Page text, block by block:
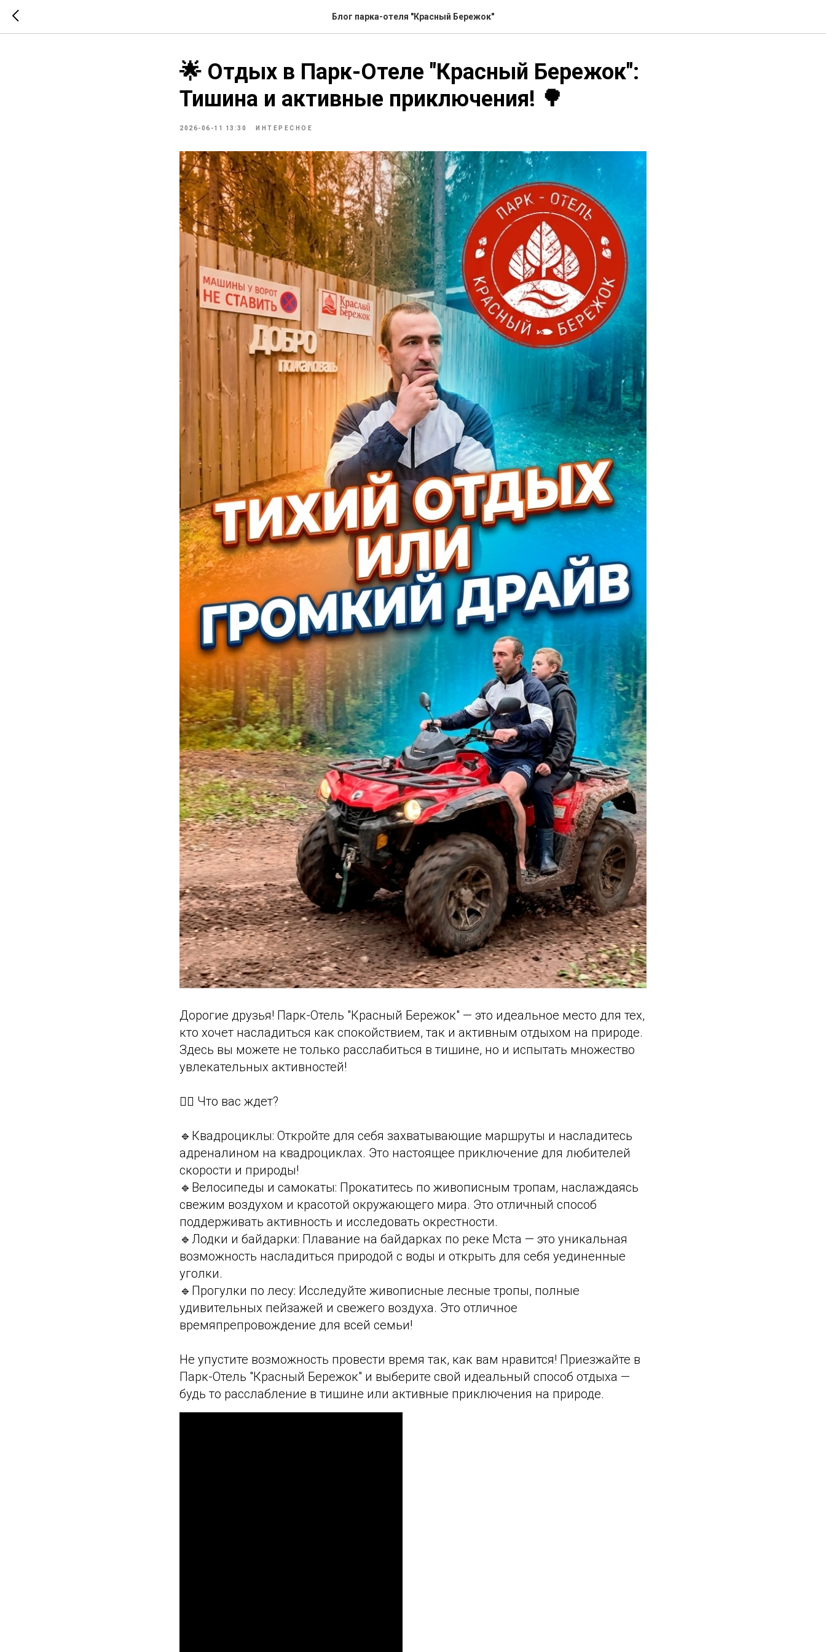
Блог парка-отеля "Красный Бережок"
🌟 Отдых в Парк-Отеле "Красный Бережок":
Тишина и активные приключения! 🌳
2026-06-11 13:30 ИНТЕРЕСНОЕ
Дорогие друзья! Парк-Отель "Красный Бережок" — это идеальное место для тех,
кто хочет насладиться как спокойствием, так и активным отдыхом на природе.
Здесь вы можете не только расслабиться в тишине, но и испытать множество
увлекательных активностей!
🚴‍♂ Что вас ждет?
🔹Квадроциклы: Откройте для себя захватывающие маршруты и насладитесь
адреналином на квадроциклах. Это настоящее приключение для любителей
скорости и природы!
🔹Велосипеды и самокаты: Прокатитесь по живописным тропам, наслаждаясь
свежим воздухом и красотой окружающего мира. Это отличный способ
поддерживать активность и исследовать окрестности.
🔹Лодки и байдарки: Плавание на байдарках по реке Мста — это уникальная
возможность насладиться природой с воды и открыть для себя уединенные
уголки.
🔹Прогулки по лесу: Исследуйте живописные лесные тропы, полные
удивительных пейзажей и свежего воздуха. Это отличное
времяпрепровождение для всей семьи!
Не упустите возможность провести время так, как вам нравится! Приезжайте в
Парк-Отель "Красный Бережок" и выберите свой идеальный способ отдыха —
будь то расслабление в тишине или активные приключения на природе.